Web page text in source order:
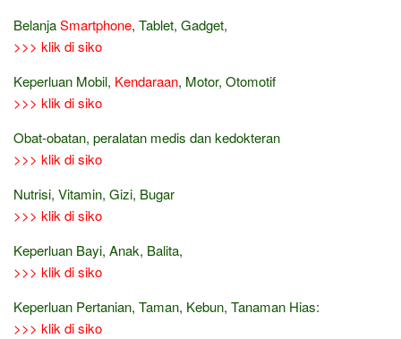
BelanjaSmartphone, Tablet, Gadget,
>>> klik di siko
Keperluan Mobil, Kendaraan, Motor, Otomotif
>>> klik di siko
Obat-obatan, peralatan medis dan kedokteran
>>> klik di siko
Nutrisi, Vitamin, Gizi, Bugar
>>> klik di siko
Keperluan Bayi, Anak, Balita,
>>> klik di siko
Keperluan Pertanian, Taman, Kebun, Tanaman Hias:
>>> klik di siko